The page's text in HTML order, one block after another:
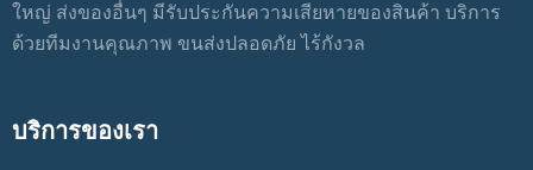
ใหญ่ ส่งของอื่นๆ มีรับประกันความเสียหายของสินค้า บริการ
ด้วยทีมงานคุณภาพ ขนส่งปลอดภัย ไร้กังวล
บริการของเรา